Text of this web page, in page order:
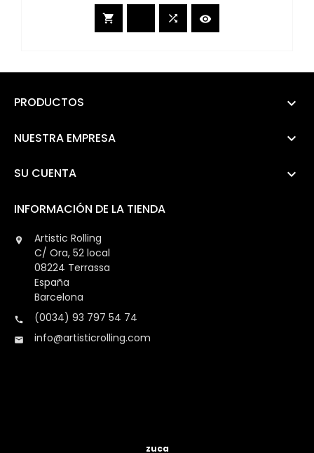
  
PRODUCTOS 
NUESTRA EMPRESA 
SU CUENTA 
INFORMACIÓN DE LA TIENDA

Artistic Rolling
C/ Ora, 52 local
08224 Terrassa
España
Barcelona
 (0034) 93 797 54 74
 info@artisticrolling.com
zuca